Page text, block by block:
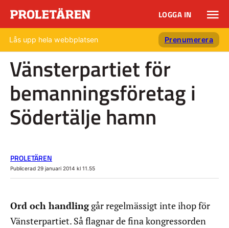
LOGGA IN
Lås upp hela webbplatsen Prenumerera
Vänsterpartiet för
bemanningsföretag i
Södertälje hamn
PROLETÄREN
Publicerad 29 januari 2014 kl 11.55
Ord och handlinggår regelmässigt inte ihop för
Vänsterpartiet. Så flagnar de fina kongressorden